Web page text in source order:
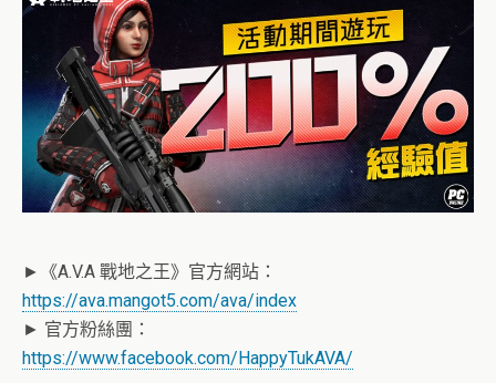
►《A.V.A 戰地之王》官方網站：
https://ava.mangot5.com/ava/index
► 官方粉絲團：
https://www.facebook.com/HappyTukAVA/